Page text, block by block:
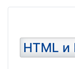
HTML и